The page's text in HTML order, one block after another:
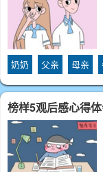
奶奶 父亲 母亲
榜样5观后感心得